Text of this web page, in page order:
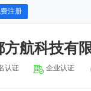
注册
方航科技有
认证 企业认证